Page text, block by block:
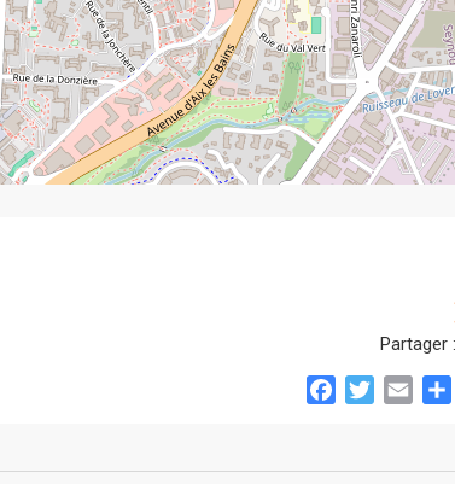
Partager :
FacebookTwitterEmail